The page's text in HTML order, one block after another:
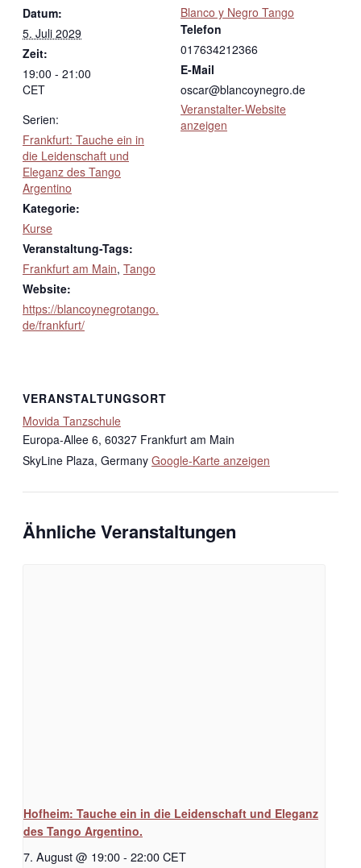
Datum:
5. Juli 2029
Zeit:
19:00 - 21:00
CET
Serien:
Frankfurt: Tauche ein in
die Leidenschaft und
Eleganz des Tango
Argentino
Kategorie:
Kurse
Veranstaltung-Tags:
Frankfurt am Main, Tango
Website:
https://blancoynegrotango.
de/frankfurt/
Blanco y Negro Tango
Telefon
017634212366
E-Mail
oscar@blancoynegro.de
Veranstalter-Website
anzeigen
VERANSTALTUNGSORT
Movida Tanzschule
Europa-Allee 6, 60327 Frankfurt am Main
SkyLine Plaza, Germany Google-Karte anzeigen
Ähnliche Veranstaltungen
Hofheim: Tauche ein in die Leidenschaft und Eleganz
des Tango Argentino.
7. August @ 19:00- 22:00CET